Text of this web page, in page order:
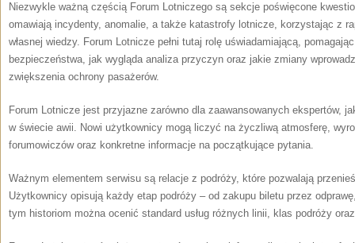
Niezwykle ważną częścią Forum Lotniczego są sekcje poświęcone
omawiają incydenty, anomalie, a także katastrofy lotnicze, korzystając z
własnej wiedzy. Forum Lotnicze pełni tutaj rolę uświadamiającą,
bezpieczeństwa, jak wygląda analiza przyczyn oraz jakie zmiany
zwiększenia ochrony pasażerów.
Forum Lotnicze jest przyjazne zarówno dla zaawansowanych ekspertów,
w świecie awii. Nowi użytkownicy mogą liczyć na życzliwą atmosferę,
forumowiczów oraz konkretne informacje na początkujące pytania.
Ważnym elementem serwisu są relacje z podróży, które pozwalają
Użytkownicy opisują każdy etap podróży – od zakupu biletu przez
tym historiom można ocenić standard usług różnych linii, klas podróży